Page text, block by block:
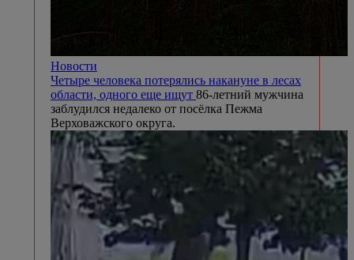
Новости
Четыре человека потерялись накануне в лесах
области, одного еще ищут 86-летний мужчина
заблудился недалеко от посёлка Пежма
Верховажского округа.